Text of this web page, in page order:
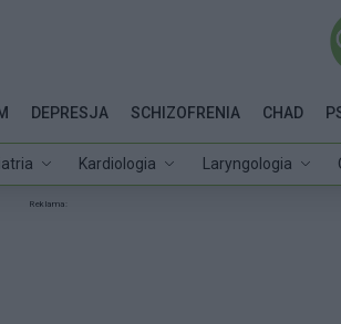
Kardiologia Laryngologia
DEPRESJA SCHIZOFRENIA CHAD
Reklama: